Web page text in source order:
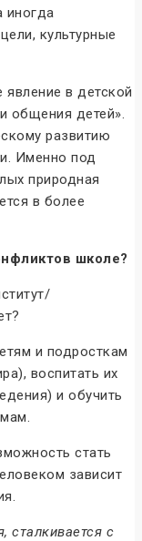
иногда
культурные
явление в детской
общения детей».
развитию
Именно под
природная
в более
школе?
и подросткам
воспитать их
и обучить
стать
зависит
сталкивается с